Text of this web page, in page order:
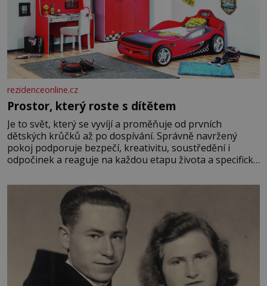
rezidenceonline.cz
Prostor, který roste s dítětem
Je to svět, který se vyvíjí a proměňuje od prvních
dětských krůčků až po dospívání. Správně navržený
pokoj podporuje bezpečí, kreativitu, soustředění i
odpočinek a reaguje na každou etapu života a specifické
měkkost a bezpečí, proto by pokoj miminka měl působit
především klidně a útulně. Předškolní věk je